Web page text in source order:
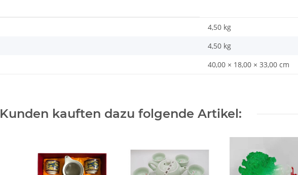
4,50 kg
4,50 kg
40,00 × 18,00 × 33,00 cm
Kunden kauften dazu folgende Artikel: